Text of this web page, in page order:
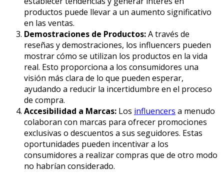
productos puede llevar a un aumento significativo
en las ventas.
Demostraciones de Productos:A través de
reseñas y demostraciones, los influencers pueden
mostrar cómo se utilizan los productos en la vida
real. Esto proporciona a los consumidores una
visión más clara de lo que pueden esperar,
ayudando a reducir la incertidumbre en el proceso
de compra.
Accesibilidad a Marcas: Los influencers a menudo
colaboran con marcas para ofrecer promociones
exclusivas o descuentos a sus seguidores. Estas
oportunidades pueden incentivar a los
consumidores a realizar compras que de otro modo
no habrían considerado.